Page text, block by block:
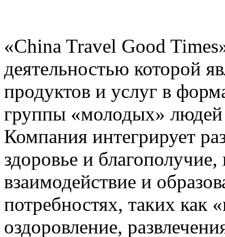
«China Travel Good
деятельностью которой
продуктов и услуг в
группы «молодых» людей
Компания интегрирует
здоровье и
взаимодействие и
потребностях, таких как
оздоровление,